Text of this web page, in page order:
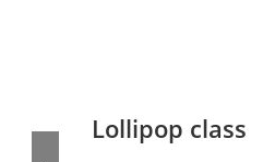
Lollipop class